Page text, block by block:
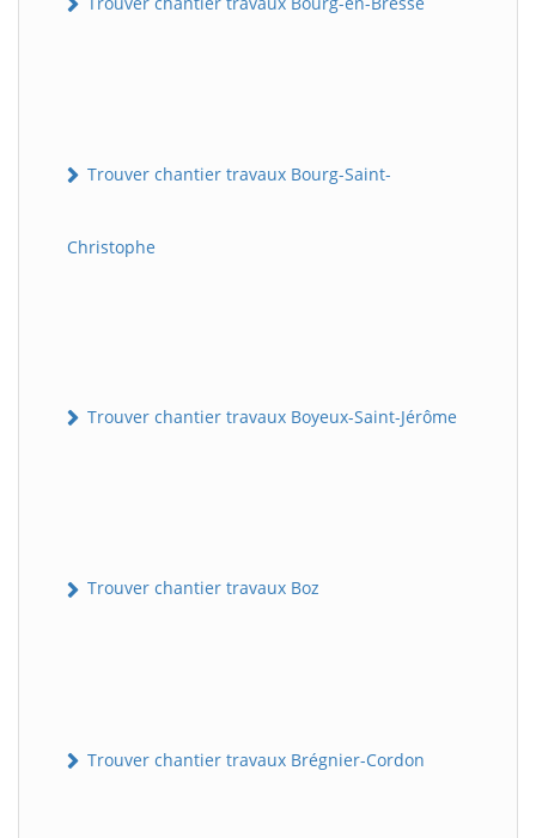
Trouver chantier travaux Bourg-Saint-
Christophe
Trouver chantier travaux Boyeux-Saint-Jérôme
Trouver chantier travaux Boz
Trouver chantier travaux Brégnier-Cordon